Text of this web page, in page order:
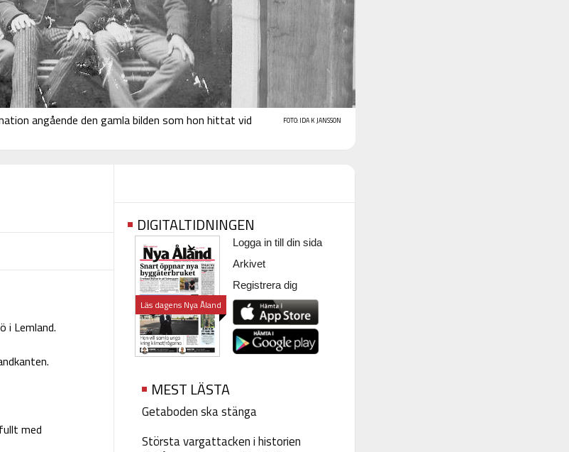
FOTO: IDA K JANSSON
angående den gamla bilden som hon hittat vid
i Lemland.
med
DIGITALTIDNINGEN
Läs dagens Nya Åland
Logga in till din sida
Arkivet
Registrera dig
MEST LÄSTA
Getaboden ska stänga
Största vargattacken i historien